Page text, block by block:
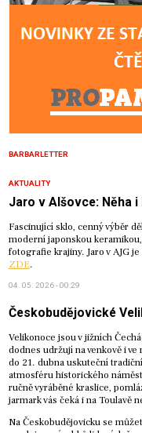
BARBARLETTER
AKTUALITY
Jaro v Alšovce: Něha
Fascinující sklo, cenný výběr
moderní japonskou
fotografie krajiny. Jaro v AJG
ZDE.
04. 05. 2026 - 00:29
Českobudějovické
Velikonoce jsou v jižních
dodnes udržují na venkově i
do 21. dubna uskuteční
atmosféru historického
ručně vyráběné kraslice,
jarmark vás čeká i na Toulavě
Na Českobudějovicku se